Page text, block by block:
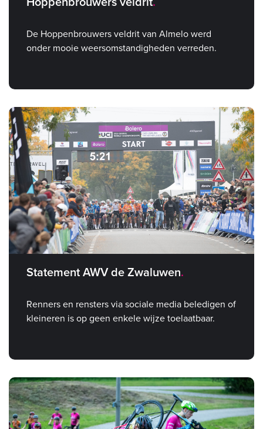
De Hoppenbrouwers veldrit van Almelo werd
onder mooie weersomstandigheden verreden.
Statement AWV de Zwaluwen
Renners en rensters via sociale media beledigen of
kleineren is op geen enkele wijze toelaatbaar.